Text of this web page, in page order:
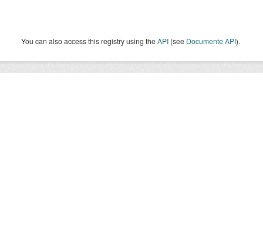
You can also access this registry using theAPI (see Documente API).